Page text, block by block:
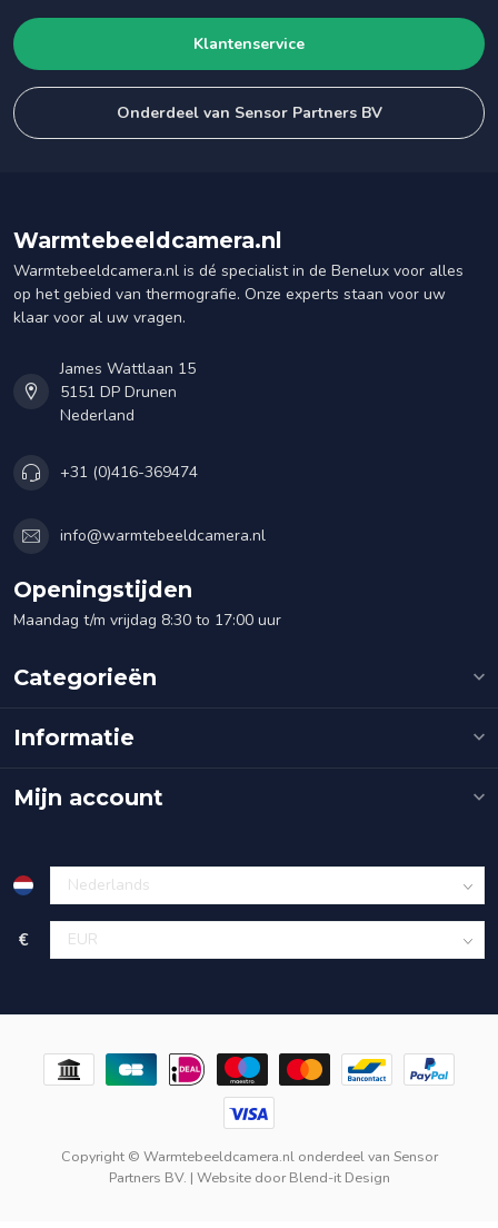
Klantenservice
Onderdeel van Sensor Partners BV
Warmtebeeldcamera.nl
Warmtebeeldcamera.nl is dé specialist in de Benelux voor alles
op het gebied van thermografie. Onze experts staan voor uw
klaar voor al uw vragen.
James Wattlaan 15
5151 DP Drunen
Nederland
+31 (0)416-369474
info@warmtebeeldcamera.nl
Openingstijden
Maandag t/m vrijdag 8:30 to 17:00 uur
Categorieën
Informatie
Mijn account
€
Copyright © Warmtebeeldcamera.nl onderdeel van Sensor
Partners BV. | Website doorBlend-it Design